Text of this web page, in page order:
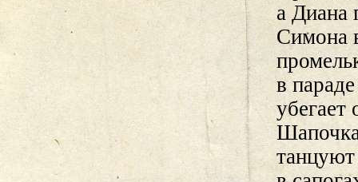
а Диана
Симона
в
убегает